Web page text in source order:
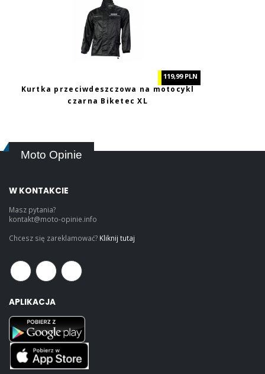
119,99 PLN
Kurtka przeciwdeszczowa na motocykl
czarna Biketec XL
Moto Opinie
W KONTAKCIE
Masz pytania?
kontakt@moto-opinie.info
Chcesz się zareklamować? Kliknij tutaj
APLIKACJA